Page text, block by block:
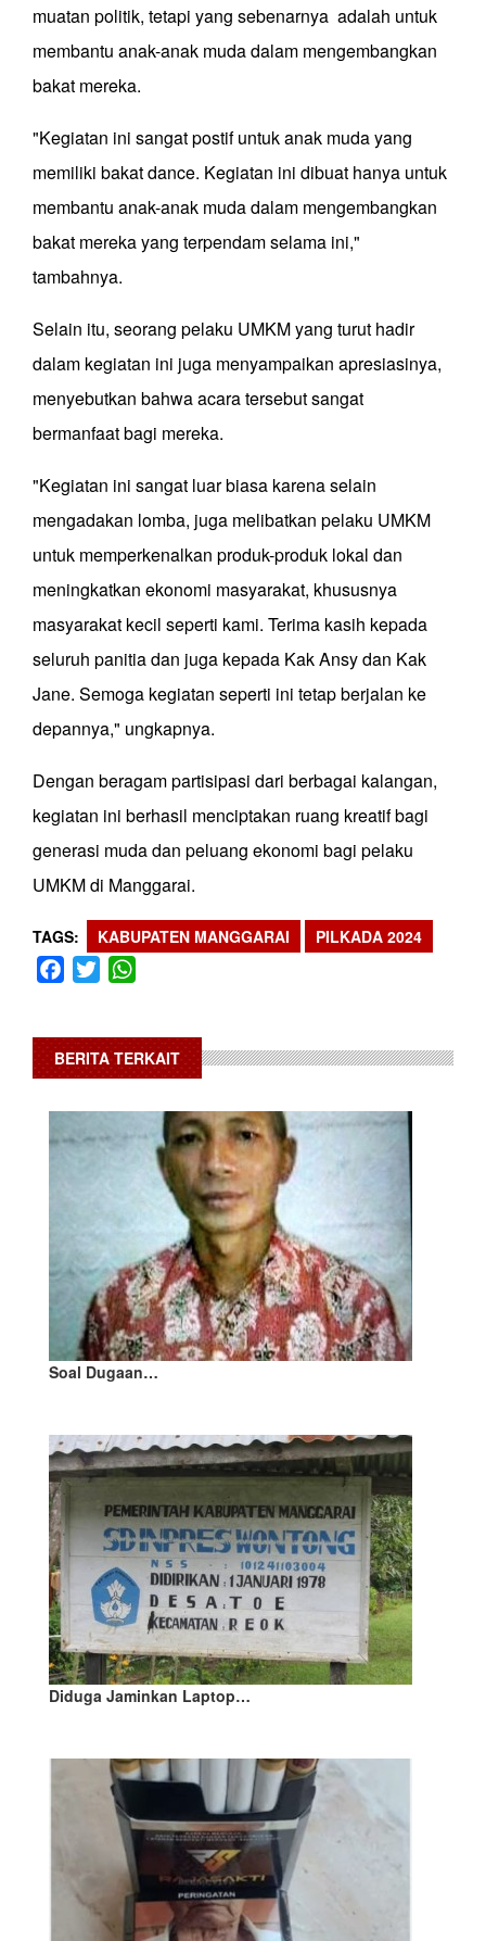
muatan politik, tetapi yang sebenarnya adalah untuk
membantu anak-anak muda dalam mengembangkan
bakat mereka.
"Kegiatan ini sangat postif untuk anak muda yang
memiliki bakat dance. Kegiatan ini dibuat hanya untuk
membantu anak-anak muda dalam mengembangkan
bakat mereka yang terpendam selama ini,"
tambahnya.
Selain itu, seorang pelaku UMKM yang turut hadir
dalam kegiatan ini juga menyampaikan apresiasinya,
menyebutkan bahwa acara tersebut sangat
bermanfaat bagi mereka.
"Kegiatan ini sangat luar biasa karena selain
mengadakan lomba, juga melibatkan pelaku UMKM
untuk memperkenalkan produk-produk lokal dan
meningkatkan ekonomi masyarakat, khususnya
masyarakat kecil seperti kami. Terima kasih kepada
seluruh panitia dan juga kepada Kak Ansy dan Kak
Jane. Semoga kegiatan seperti ini tetap berjalan ke
depannya," ungkapnya.
Dengan beragam partisipasi dari berbagai kalangan,
kegiatan ini berhasil menciptakan ruang kreatif bagi
generasi muda dan peluang ekonomi bagi pelaku
UMKM di Manggarai.
TAGS KABUPATEN MANGGARAI PILKADA 2024
Facebook
Twitter
BERITA TERKAIT
​Soal Dugaan…
Diduga Jaminkan Laptop…